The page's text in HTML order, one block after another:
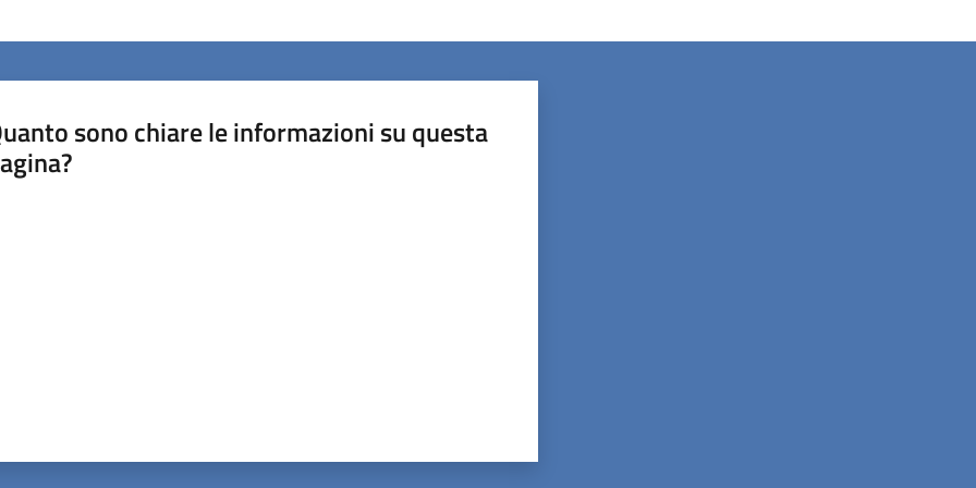
sono chiare le informazioni su questa